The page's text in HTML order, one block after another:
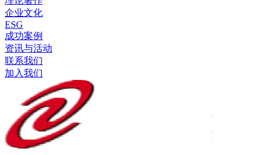
企业文化
ESG
成功案例
资讯与活动
联系我们
加入我们